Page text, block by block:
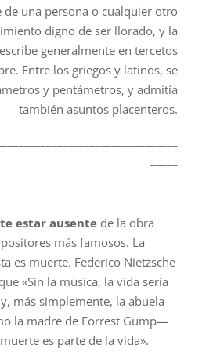
de una persona o cualquier otro
digno de ser llorado, y la
generalmente en tercetos
Entre los griegos y latinos, se
y pentámetros, y admitía
también asuntos placenteros.
estar ausentede la obra
más famosos. La
es muerte. Federico Nietzsche
«Sin la música, la vida sería
más simplemente, la abuela
la madre de Forrest Gump—
es parte de la vida».